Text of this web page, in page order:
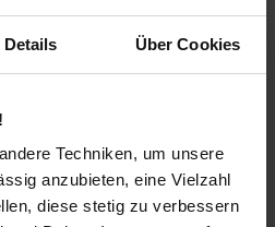
Details Über Cookies
Techniken, um unsere
anzubieten, eine Vielzahl
diese stetig zu verbessern
und umweltschonende
von Unkraut völlig verzichtet
das Unkrautwachstum
ihm so seine Existenzgrundlage.